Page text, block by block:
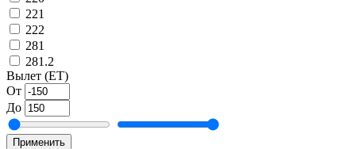
221
222
281
281.2
Вылет (ET)
От
До
Применить